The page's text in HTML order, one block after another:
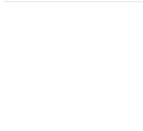
ムを楽しみながら、新作タイ